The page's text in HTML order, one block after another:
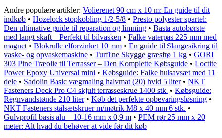
Andre populære artikler: Volierenet 90 cm x 10 m: En guide til dit
indkøb • Hozelock stopkobling 1/2-5/8 • Presto polyester spartel:
Den ultimative guide til reparation og limning • Basta autobørste
med langt skaft – Perfekt til bilvasken • Falke vaterpas 225 mm med
magnet• Blokrulle elforzinket 10 mm • En guide til Slangesikring til
vaske- og opvaskemaskine • Turfline Skygge græsfrø 1 kg • GORI
303 Pine Træolie til Terrasser – Den Komplette Købsguide • Loctite
Power Epoxy Universal mini • Købsguide: Falke hulsavsæt med 11
dele • Sadolin Basic vægmaling halvmat (20) hvid 5 liter• NKT
Fasteners Deck Pro C4 skjult terrasseskrue 1400 stk. • Købsguide:
Regnvandstønde 210 liter• Køb det perfekte opbevaringsløsning •
NKT Fasteners stålsætskruer m/møtrik M8 x 40 mm 6 stk. •
Gulvprofil basis alu – 10-16 mm x 0,9 m • PEM rør 25 mm x 20
meter: Alt hvad du behøver at vide før dit køb